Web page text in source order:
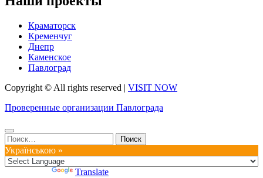
Краматорск
Кременчуг
Днепр
Каменское
Павлоград
Copyright © All rights reserved | VISIT NOW
Проверенные организации Павлограда
Найти:
Українською »
Translate